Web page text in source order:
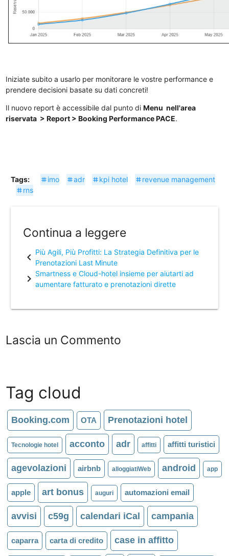
Iniziate subito a usarlo per monitorare le vostre performance e
prendere decisioni basate su dati concreti!
Il nuovo report è accessibile dal punto di Menu nell'area
riservata > Report > Booking Performance PACE.
Tags: tag revenue management
tag kpi hotel
tagadr
tag imo
tag rns
Continua a leggere
chevron_left Più Agili, Più Profitti: La Strategia Definitiva per le
Prenotazioni Last Minute
chevron_right Smartness e Cloud-hotel insieme per aiutarti ad
aumentare fatturato e prenotazioni dirette
Lascia un Commento
Tag cloud
Booking.com OTA Prenotazioni hotel
Tecnologie hotel acconto adr affitti affitti turistici
agevolazioni airbnb alloggiatiWeb android app
apple art bonus auguri automazioni email
avvisi c59g calendari iCal campania
caparra carta di credito case in affitto